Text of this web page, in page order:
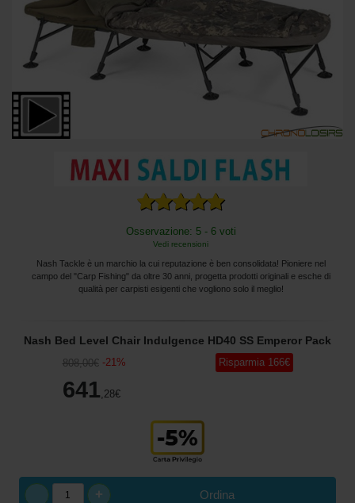
Osservazione: 5 - 6 voti
Vedi recensioni
Nash Tackle è un marchio la cui reputazione è ben consolidata! Pioniere nel
campo del "Carp Fishing" da oltre 30 anni, progetta prodotti originali e esche di
qualità per carpisti esigenti che vogliono solo il meglio!
Nash Bed Level Chair Indulgence HD40 SS Emperor Pack
808,00€ -21%
641 ,28€
Risparmia 166€
Ordina
+